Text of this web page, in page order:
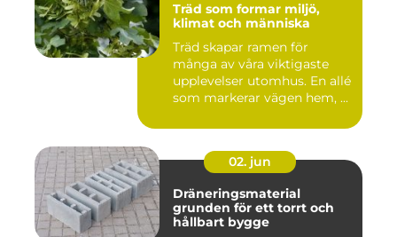
Träd som formar miljö,
klimat och människa
Träd skapar ramen för
många av våra viktigaste
upplevelser utomhus. En allé
som markerar vägen hem, ...
02. jun
Dräneringsmaterial
grunden för ett torrt och
hållbart bygge